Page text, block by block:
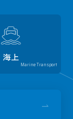
海上
Marine Transport